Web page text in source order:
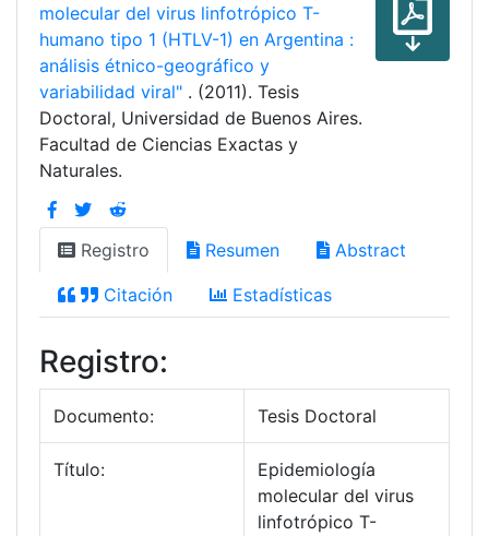
molecular del virus linfotrópico T-
humano tipo 1 (HTLV-1) en Argentina :
análisis étnico-geográfico y
variabilidad viral" . (2011). Tesis
Doctoral, Universidad de Buenos Aires.
Facultad de Ciencias Exactas y
Naturales.
Registro Resumen Abstract
Citación Estadísticas
Registro:
Documento: Tesis Doctoral
Título:
Epidemiología
molecular del virus
linfotrópico T-